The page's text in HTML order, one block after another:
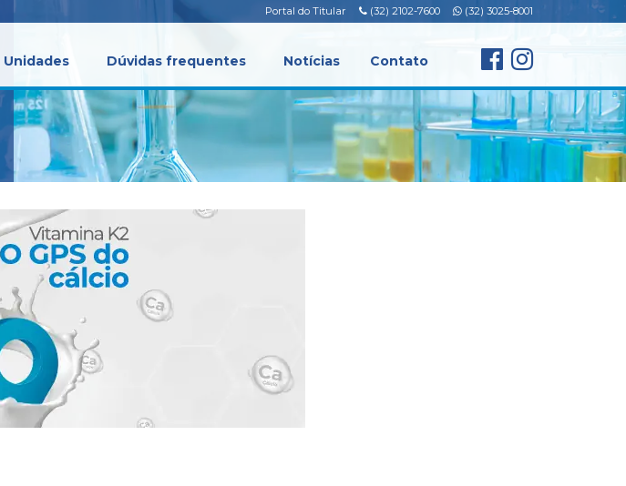
Portal do Titular (32) 2102-7600 (32) 3025-8001
Unidades Dúvidas frequentes Notícias Contato